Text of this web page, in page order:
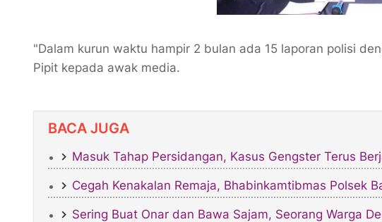
"Dalam kurun waktu hampir 2 bulan ada 15 laporan polisi
Pipit kepada awak media.
BACA JUGA
Masuk Tahap Persidangan, Kasus Gengster Terus
Cegah Kenakalan Remaja, Bhabinkamtibmas Polsek
Sering Buat Onar dan Bawa Sajam, Seorang Warga